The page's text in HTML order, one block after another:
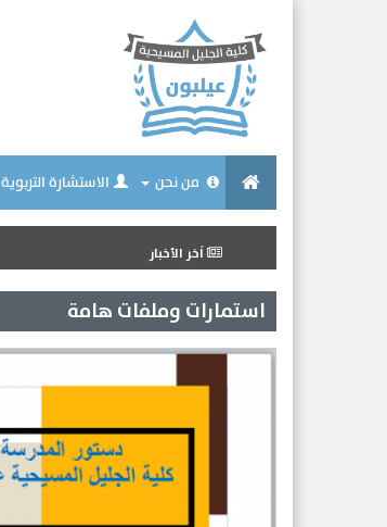
من نحن الاستشارة التربوية
اَخر الأخبار
استمارات وملفات هامة